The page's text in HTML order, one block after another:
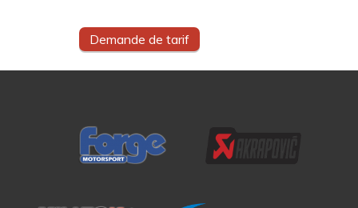
Demande de tarif